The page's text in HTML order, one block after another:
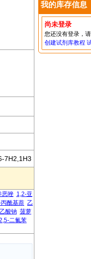
7H2,1H3
恶唑 1,2-亚
酰基萘 乙
酸钠 菠萝
二氟苯
我的库存信息
尚未登录
您还没有登录，
创建试剂库教程